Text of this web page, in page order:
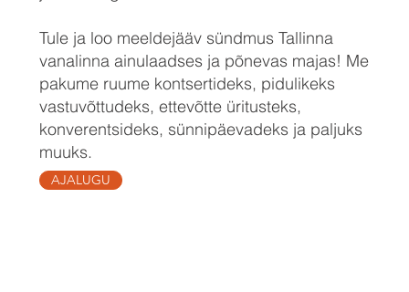
Tule ja loo meeldejääv sündmus Tallinna
vanalinna ainulaadses ja põnevas majas! Me
pakume ruume kontsertideks, pidulikeks
vastuvõttudeks, ettevõtte üritusteks,
konverentsideks, sünnipäevadeks ja paljuks
muuks.
AJALUGU